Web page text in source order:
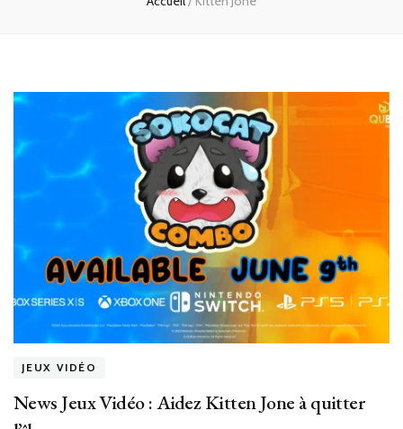
JEUX VIDÉO
News Jeux Vidéo : Aidez Kitten Jone à quitter